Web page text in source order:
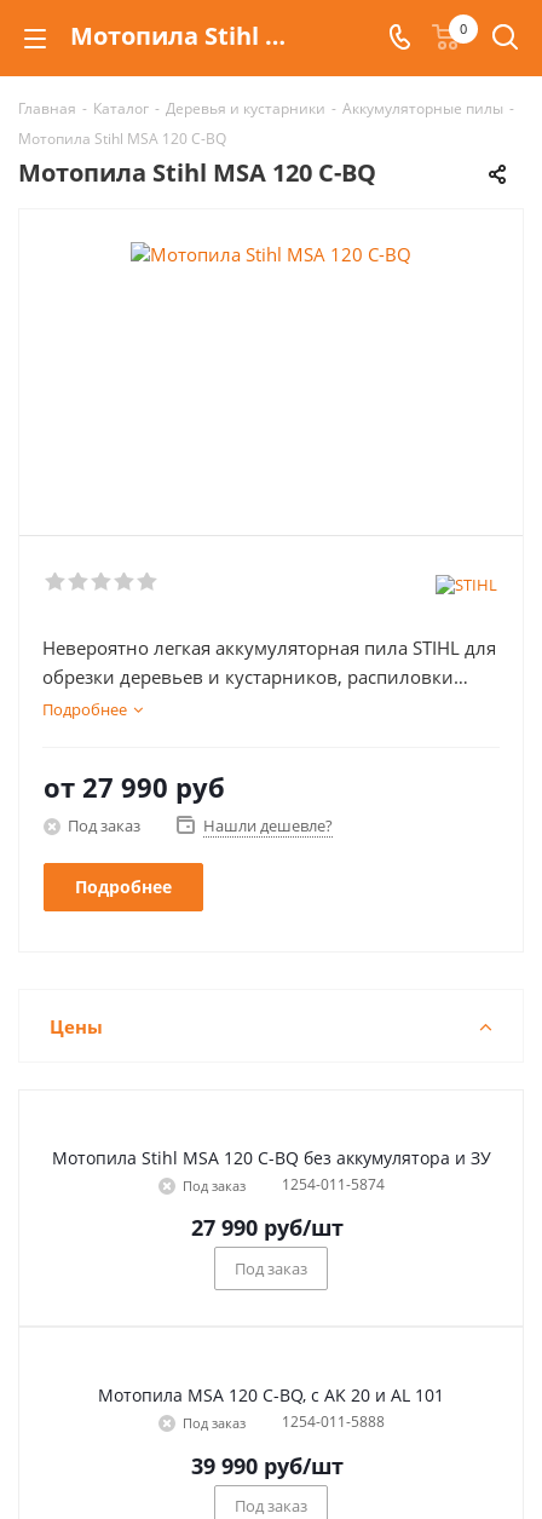
Мотопила Stihl MSA 120 C-BQ купить в Волгограде 0
Главная - Каталог - Деревья и кустарники - Аккумуляторные пилы -
Мотопила Stihl MSA 120 C-BQ
Мотопила Stihl MSA 120 C-BQ
Невероятно легкая аккумуляторная пила STIHL для
обрезки деревьев и кустарников, распиловки
дров.
Подробнее
от 27 990 руб
Под заказ Нашли дешевле?
Подробнее
Цены
Мотопила Stihl MSA 120 C-BQ без аккумулятора и ЗУ
Под заказ 1254-011-5874
27 990руб/шт
Под заказ
Мотопила MSA 120 C-BQ, с AK 20 и AL 101
Под заказ 1254-011-5888
39 990руб/шт
Под заказ